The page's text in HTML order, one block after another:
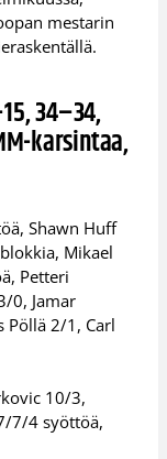
mestarin
34–34,
karsintaa,
Shawn Huff
Mikael
Petteri
0, Jamar
Pöllä 2/1, Carl
10/3,
7/4 syöttöä,